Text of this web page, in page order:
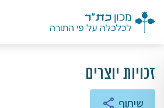
זכויות יוצרים
שיתוף